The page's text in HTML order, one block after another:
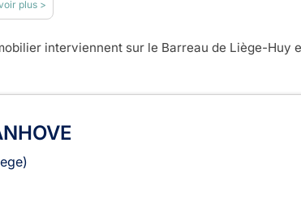
plus >
interviennent sur le Barreau de Liège-Huy
à Liège